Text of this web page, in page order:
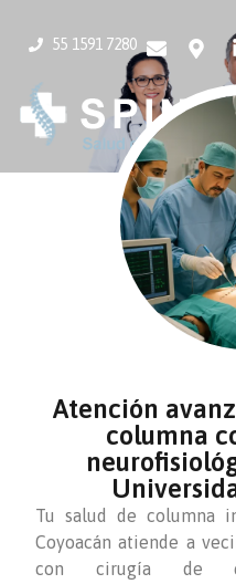
55 1591 7280
Atención
columna
Tu salud de columna
Coyoacán atiende a
con cirugía de